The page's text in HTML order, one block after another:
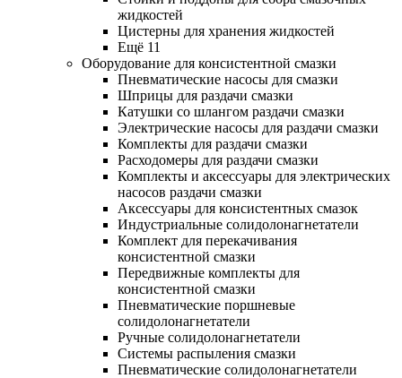
жидкостей
Цистерны для хранения жидкостей
Ещё 11
Оборудование для консистентной смазки
Пневматические насосы для смазки
Шприцы для раздачи смазки
Катушки со шлангом раздачи смазки
Электрические насосы для раздачи смазки
Комплекты для раздачи смазки
Расходомеры для раздачи смазки
Комплекты и аксессуары для электрических
насосов раздачи смазки
Аксессуары для консистентных смазок
Индустриальные солидолонагнетатели
Комплект для перекачивания
консистентной смазки
Передвижные комплекты для
консистентной смазки
Пневматические поршневые
солидолонагнетатели
Ручные солидолонагнетатели
Системы распыления смазки
Пневматические солидолонагнетатели